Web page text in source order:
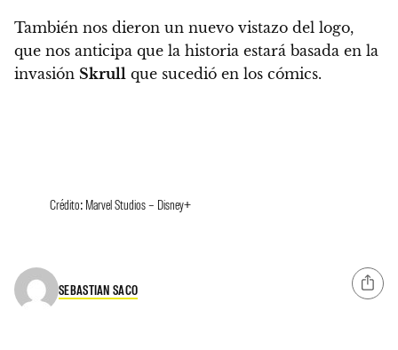
También nos dieron un nuevo vistazo del logo,
que nos anticipa que la historia estará basada en la
invasión Skrull que sucedió en los cómics.
Crédito: Marvel Studios – Disney+
SEBASTIAN SACO